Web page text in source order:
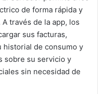
de forma rápida y
través de la app, los
sus facturas,
historial de consumo y
sobre su servicio y
sin necesidad de